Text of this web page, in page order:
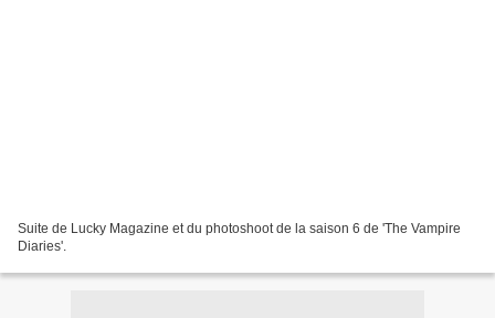
Suite de Lucky Magazine et du photoshoot de la saison 6 de 'The Vampire
Diaries'.